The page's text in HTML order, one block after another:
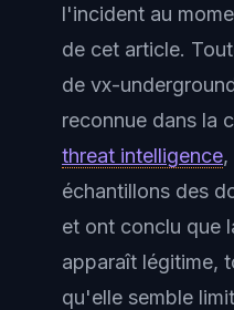
l'incident au
de cet article.
de vx-
reconnue dans la
threat intelligence,
échantillons des
et ont conclu que
apparaît légitime,
qu'elle semble